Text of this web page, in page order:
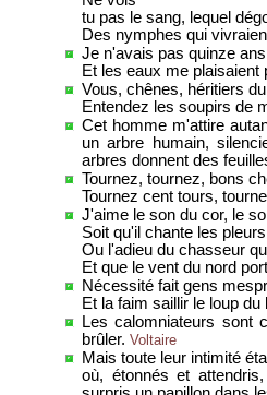
tu pas le sang, lequel
Des nymphes qui
Je n'avais pas quinze
Et les eaux me plaisaient
Vous, chênes, héritiers
Entendez les soupirs de
Cet homme m'attire
un arbre humain,
arbres donnent des
Tournez, tournez, bons
Tournez cent tours,
J'aime le son du cor, le
Soit qu'il chante les
Ou l'adieu du chasseur
Et que le vent du nord
Nécessité fait gens
Et la faim saillir le loup du
Les calomniateurs sont
brûler. Voltaire
Mais toute leur intimité
où, étonnés et